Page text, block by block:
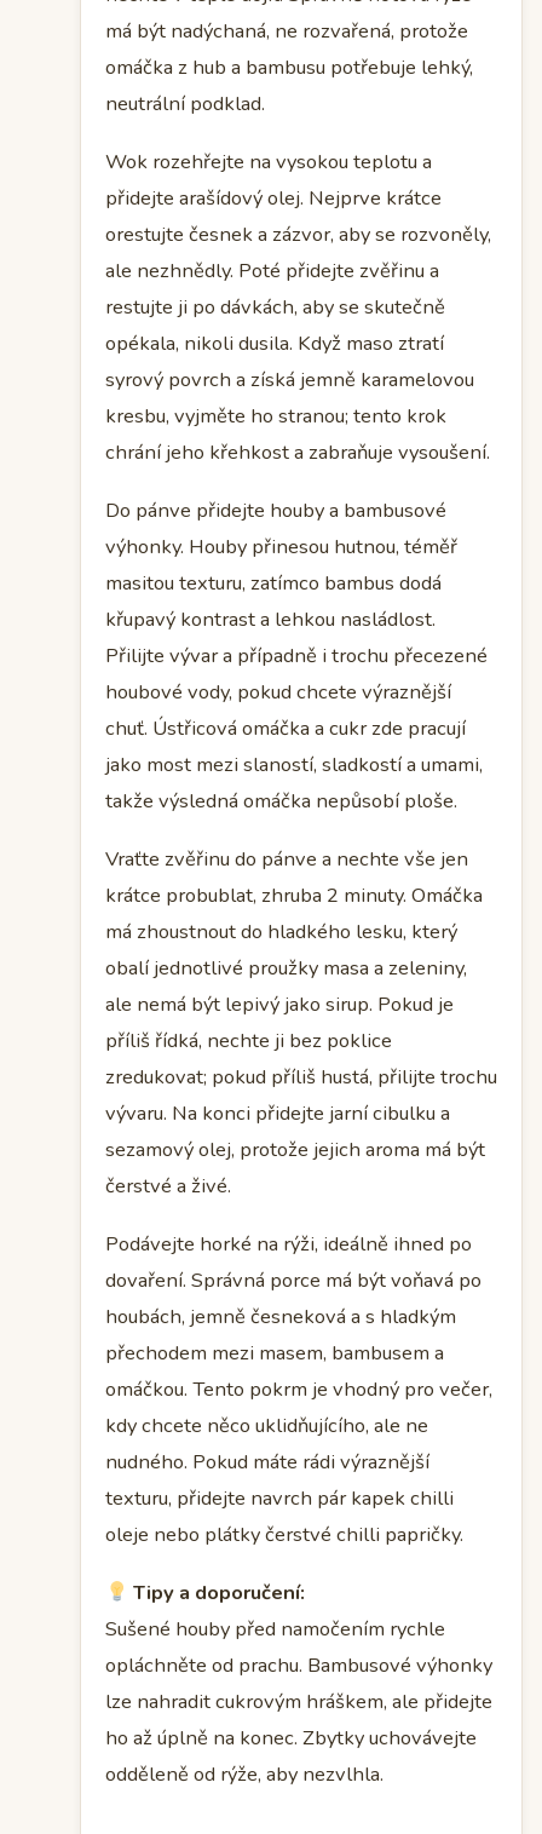
má být nadýchaná, ne rozvařená, protože
omáčka z hub a bambusu potřebuje lehký,
neutrální podklad.
Wok rozehřejte na vysokou teplotu a
přidejte arašídový olej. Nejprve krátce
orestujte česnek a zázvor, aby se rozvoněly,
ale nezhnědly. Poté přidejte zvěřinu a
restujte ji po dávkách, aby se skutečně
opékala, nikoli dusila. Když maso ztratí
syrový povrch a získá jemně karamelovou
kresbu, vyjměte ho stranou; tento krok
chrání jeho křehkost a zabraňuje vysoušení.
Do pánve přidejte houby a bambusové
výhonky. Houby přinesou hutnou, téměř
masitou texturu, zatímco bambus dodá
křupavý kontrast a lehkou nasládlost.
Přilijte vývar a případně i trochu přecezené
houbové vody, pokud chcete výraznější
chuť. Ústřicová omáčka a cukr zde pracují
jako most mezi slaností, sladkostí a umami,
takže výsledná omáčka nepůsobí ploše.
Vraťte zvěřinu do pánve a nechte vše jen
krátce probublat, zhruba 2 minuty. Omáčka
má zhoustnout do hladkého lesku, který
obalí jednotlivé proužky masa a zeleniny,
ale nemá být lepivý jako sirup. Pokud je
příliš řídká, nechte ji bez poklice
zredukovat; pokud příliš hustá, přilijte trochu
vývaru. Na konci přidejte jarní cibulku a
sezamový olej, protože jejich aroma má být
čerstvé a živé.
Podávejte horké na rýži, ideálně ihned po
dovaření. Správná porce má být voňavá po
houbách, jemně česneková a s hladkým
přechodem mezi masem, bambusem a
omáčkou. Tento pokrm je vhodný pro večer,
kdy chcete něco uklidňujícího, ale ne
nudného. Pokud máte rádi výraznější
texturu, přidejte navrch pár kapek chilli
oleje nebo plátky čerstvé chilli papričky.
Tipy a doporučení:
Sušené houby před namočením rychle
opláchněte od prachu. Bambusové výhonky
lze nahradit cukrovým hráškem, ale přidejte
ho až úplně na konec. Zbytky uchovávejte
odděleně od rýže, aby nezvlhla.